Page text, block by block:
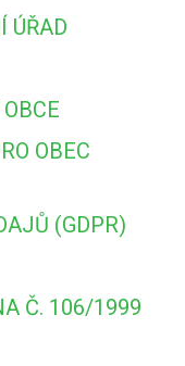
ÚŘAD
OBEC
(GDPR)
Č. 106/1999